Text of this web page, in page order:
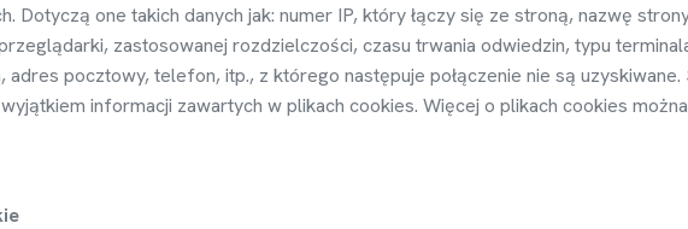
Dotyczą one takich danych jak: numer IP, który łączy się ze stroną, nazwę
ądarki, zastosowanej rozdzielczości, czasu trwania odwiedzin, typu
adres pocztowy, telefon, itp., z którego następuje połączenie nie są uzyskiwane.
ątkiem informacji zawartych w plikach cookies. Więcej o plikach cookies moż